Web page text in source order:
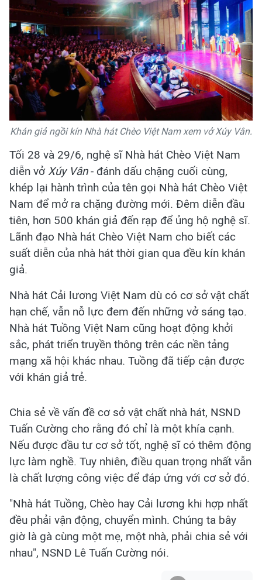
Khán giả ngồi kín Nhà hát Chèo Việt Nam xem vở Xúy Vân.
Tối 28 và 29/6, nghệ sĩ Nhà hát Chèo Việt Nam
diễn vởXúy Vân- đánh dấu chặng cuối cùng,
khép lại hành trình của tên gọi Nhà hát Chèo Việt
Nam để mở ra chặng đường mới. Đêm diễn đầu
tiên, hơn 500 khán giả đến rạp để ủng hộ nghệ sĩ.
Lãnh đạo Nhà hát Chèo Việt Nam cho biết các
suất diễn của nhà hát thời gian qua đều kín khán
giả.
Nhà hát Cải lương Việt Nam dù có cơ sở vật chất
hạn chế, vẫn nỗ lực đem đến những vở sáng tạo.
Nhà hát Tuồng Việt Nam cũng hoạt động khởi
sắc, phát triển truyền thông trên các nền tảng
mạng xã hội khác nhau. Tuồng đã tiếp cận được
với khán giả trẻ.
Chia sẻ về vấn đề cơ sở vật chất nhà hát, NSND
Tuấn Cường cho rằng đó chỉ là một khía cạnh.
Nếu được đầu tư cơ sở tốt, nghệ sĩ có thêm động
lực làm nghề. Tuy nhiên, điều quan trọng nhất vẫn
là chất lượng công việc để đáp ứng với cơ sở đó.
"Nhà hát Tuồng, Chèo hay Cải lương khi hợp nhất
đều phải vận động, chuyển mình. Chúng ta bây
giờ là gà cùng một mẹ, một nhà, phải chia sẻ với
nhau", NSND Lê Tuấn Cường nói.